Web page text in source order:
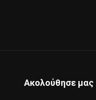
Ακολούθησε μας